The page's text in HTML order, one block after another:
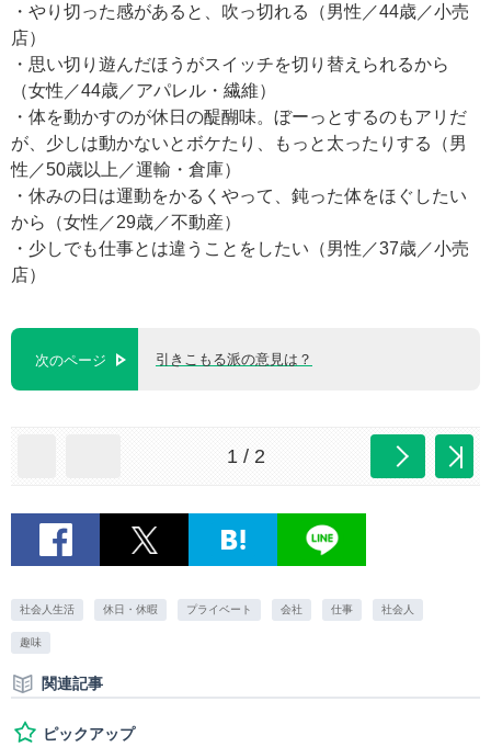
・やり切った感があると、吹っ切れる（男性／44歳／小売
店）
・思い切り遊んだほうがスイッチを切り替えられるから
（女性／44歳／アパレル・繊維）
・体を動かすのが休日の醍醐味。ぼーっとするのもアリだ
が、少しは動かないとボケたり、もっと太ったりする（男
性／50歳以上／運輸・倉庫）
・休みの日は運動をかるくやって、鈍った体をほぐしたい
から（女性／29歳／不動産）
・少しでも仕事とは違うことをしたい（男性／37歳／小売
店）
次のページ 引きこもる派の意見は？
1 / 2
社会人生活 休日・休暇 プライベート 会社 仕事 社会人
趣味
関連記事
ピックアップ